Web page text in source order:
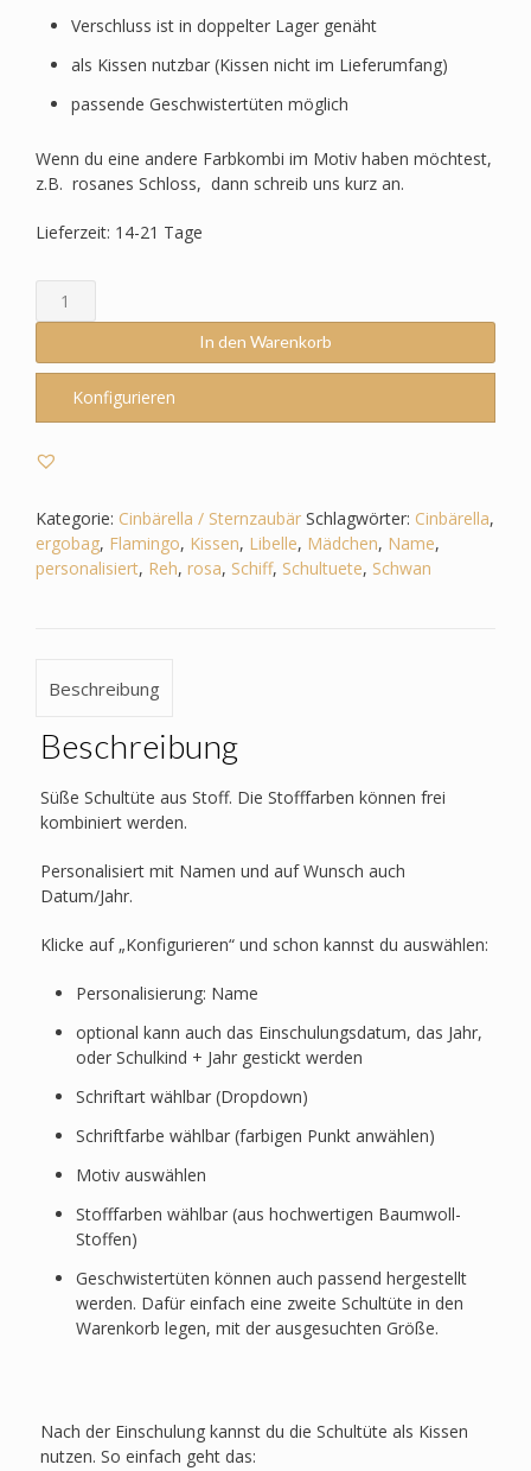
Verschluss ist in doppelter Lager genäht
als Kissen nutzbar (Kissen nicht im Lieferumfang)
passende Geschwistertüten möglich
Wenn du eine andere Farbkombi im Motiv haben möchtest,
z.B. rosanes Schloss, dann schreib uns kurz an.
Lieferzeit: 14-21 Tage
Schultüte
passend
Ergobag
Cinbärella,
-
etc.
Menge
In den Warenkorb
Konfigurieren
Kategorie: Cinbärella / Sternzaubär Schlagwörter: Cinbärella,
ergobag, Flamingo, Kissen, Libelle, Mädchen, Name,
personalisiert, Reh, rosa, Schiff, Schultuete, Schwan
Beschreibung
Beschreibung
Süße Schultüte aus Stoff. Die Stofffarben können frei
kombiniert werden.
Personalisiert mit Namen und auf Wunsch auch
Datum/Jahr.
Klicke auf „Konfigurieren“ und schon kannst du auswählen:
Personalisierung: Name
optional kann auch das Einschulungsdatum, das Jahr,
oder Schulkind + Jahr gestickt werden
Schriftart wählbar (Dropdown)
Schriftfarbe wählbar (farbigen Punkt anwählen)
Motiv auswählen
Stofffarben wählbar (aus hochwertigen Baumwoll-
Stoffen)
Geschwistertüten können auch passend hergestellt
werden. Dafür einfach eine zweite Schultüte in den
Warenkorb legen, mit der ausgesuchten Größe.
Nach der Einschulung kannst du die Schultüte als Kissen
nutzen. So einfach geht das: